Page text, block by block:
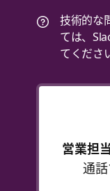
技術的な
ては、
てくださ
営業担
通